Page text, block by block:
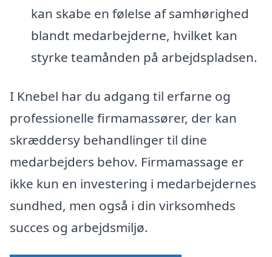
kan skabe en følelse af samhørighed
blandt medarbejderne, hvilket kan
styrke teamånden på arbejdspladsen.
I Knebel har du adgang til erfarne og
professionelle firmamassører, der kan
skræddersy behandlinger til dine
medarbejders behov. Firmamassage er
ikke kun en investering i medarbejdernes
sundhed, men også i din virksomheds
succes og arbejdsmiljø.